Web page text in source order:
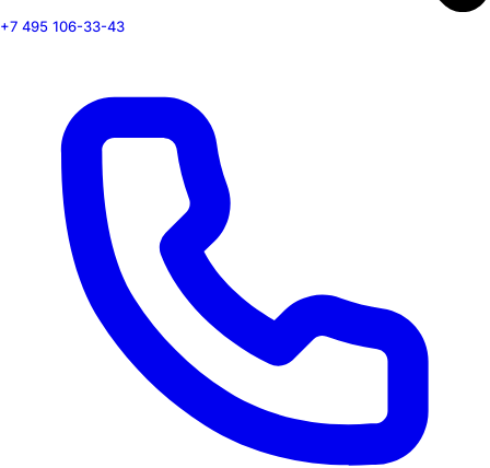
+7 495 106-33-43